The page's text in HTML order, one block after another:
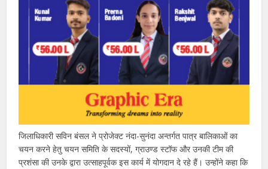
जिलाधिकारी सविन बंसल ने प्रोजेक्ट नंदा-सुनंदा अन्तर्गत पात्र बालिकाओं का
चयन करने हेतु चयन समिति के सदस्यों, ग्राउण्ड स्टॉफ और उनकी टीम की
प्रशंसा की उनके द्वारा उत्साहपूर्वक इस कार्य में योगदान दे रहे हैं। उन्होंने कहा कि